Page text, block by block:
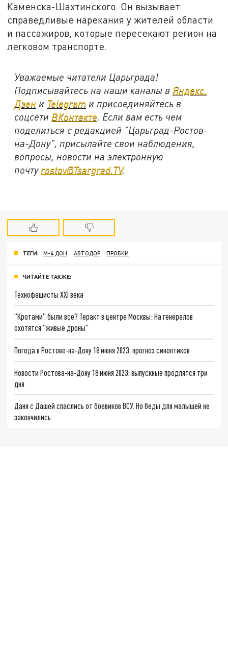
Каменска-Шахтинского. Он вызывает
справедливые нарекания у жителей области
и пассажиров, которые пересекают регион на
легковом транспорте.
Уважаемые читатели Царьграда!
Подписывайтесь на наши каналы вЯндекс.
Дзен и Telegram и присоединяйтесь в
соцсети ВКонтакте. Если вам есть чем
поделиться с редакцией "Царьград-Ростов-
на-Дону", присылайте свои наблюдения,
вопросы, новости на электронную
почту rostov@Tsargrad.ТV.
ТЕГИ: М-4 ДОН АВТОДОР ПРОБКИ
ЧИТАЙТЕ ТАКЖЕ:
Технофашисты XXI века
"Кротами" были все? Теракт в центре Москвы: На генералов
охотятся "живые дроны"
Погода в Ростове-на-Дону 18 июня 2023: прогноз синоптиков
Новости Ростова-на-Дону 18 июня 2023: выпускные продлятся три
дня
Даня с Дашей спаслись от боевиков ВСУ. Но беды для малышей не
закончились